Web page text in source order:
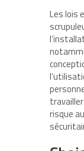
Les lois
risque